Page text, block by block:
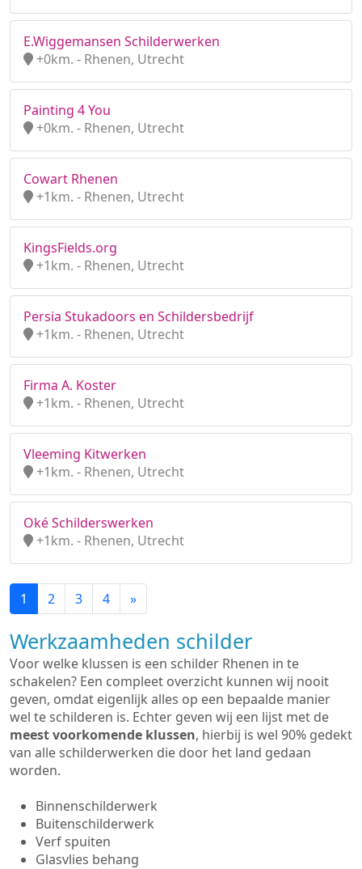
E.Wiggemansen Schilderwerken
+0km. - Rhenen, Utrecht
Painting 4 You
+0km. - Rhenen, Utrecht
Cowart Rhenen
+1km. - Rhenen, Utrecht
KingsFields.org
+1km. - Rhenen, Utrecht
Persia Stukadoors en Schildersbedrijf
+1km. - Rhenen, Utrecht
Firma A. Koster
+1km. - Rhenen, Utrecht
Vleeming Kitwerken
+1km. - Rhenen, Utrecht
Oké Schilderswerken
+1km. - Rhenen, Utrecht
1 2 3 4 »
Werkzaamheden schilder
Voor welke klussen is een schilder Rhenen in te
schakelen? Een compleet overzicht kunnen wij nooit
geven, omdat eigenlijk alles op een bepaalde manier
wel te schilderen is. Echter geven wij een lijst met de
meest voorkomende klussen, hierbij is wel 90% gedekt
van alle schilderwerken die door het land gedaan
worden.
Binnenschilderwerk
Buitenschilderwerk
Verf spuiten
Glasvlies behang